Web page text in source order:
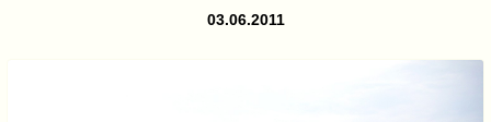
03.06.2011